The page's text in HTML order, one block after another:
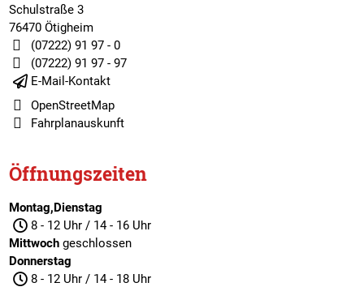
Schulstraße 3
76470 Ötigheim
(07222) 91 97 - 0
(07222) 91 97 - 97
E-Mail-Kontakt
OpenStreetMap
Fahrplanauskunft
Öffnungszeiten
Montag,Dienstag
8 - 12 Uhr / 14 - 16 Uhr
Mittwochgeschlossen
Donnerstag
8 - 12 Uhr / 14 - 18 Uhr